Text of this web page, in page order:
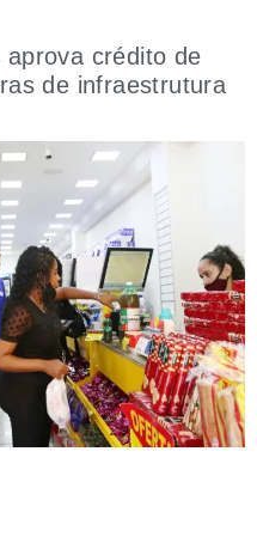
aprova crédito de
de infraestrutura